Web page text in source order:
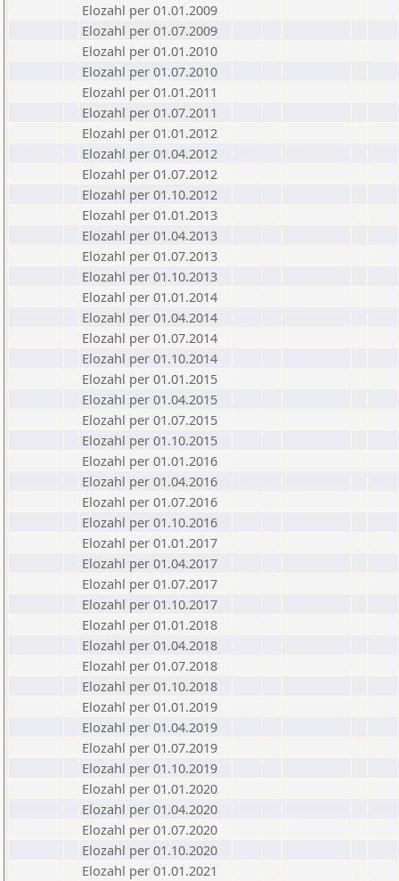
Elozahl per 01.01.2009
Elozahl per 01.07.2009
Elozahl per 01.01.2010
Elozahl per 01.07.2010
Elozahl per 01.01.2011
Elozahl per 01.07.2011
Elozahl per 01.01.2012
Elozahl per 01.04.2012
Elozahl per 01.07.2012
Elozahl per 01.10.2012
Elozahl per 01.01.2013
Elozahl per 01.04.2013
Elozahl per 01.07.2013
Elozahl per 01.10.2013
Elozahl per 01.01.2014
Elozahl per 01.04.2014
Elozahl per 01.07.2014
Elozahl per 01.10.2014
Elozahl per 01.01.2015
Elozahl per 01.04.2015
Elozahl per 01.07.2015
Elozahl per 01.10.2015
Elozahl per 01.01.2016
Elozahl per 01.04.2016
Elozahl per 01.07.2016
Elozahl per 01.10.2016
Elozahl per 01.01.2017
Elozahl per 01.04.2017
Elozahl per 01.07.2017
Elozahl per 01.10.2017
Elozahl per 01.01.2018
Elozahl per 01.04.2018
Elozahl per 01.07.2018
Elozahl per 01.10.2018
Elozahl per 01.01.2019
Elozahl per 01.04.2019
Elozahl per 01.07.2019
Elozahl per 01.10.2019
Elozahl per 01.01.2020
Elozahl per 01.04.2020
Elozahl per 01.07.2020
Elozahl per 01.10.2020
Elozahl per 01.01.2021